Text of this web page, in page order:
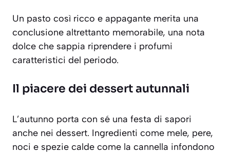
Un pasto così ricco e appagante merita una
conclusione altrettanto memorabile, una nota
dolce che sappia riprendere i profumi
caratteristici del periodo.
Il piacere dei dessert autunnali
L’autunno porta con sé una festa di sapori
anche nei dessert. Ingredienti come mele, pere,
noci e spezie calde come la cannella infondono